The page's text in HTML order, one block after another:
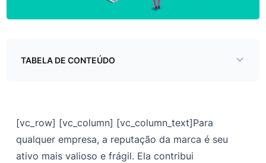
TABELA DE CONTEÚDO
[vc_row] [vc_column] [vc_column_text]Para
qualquer empresa, a reputação da marca é seu
ativo mais valioso e frágil. Ela contribui